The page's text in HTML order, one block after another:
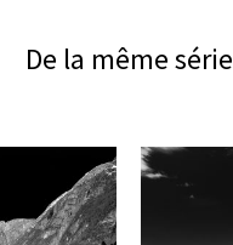
De la même série